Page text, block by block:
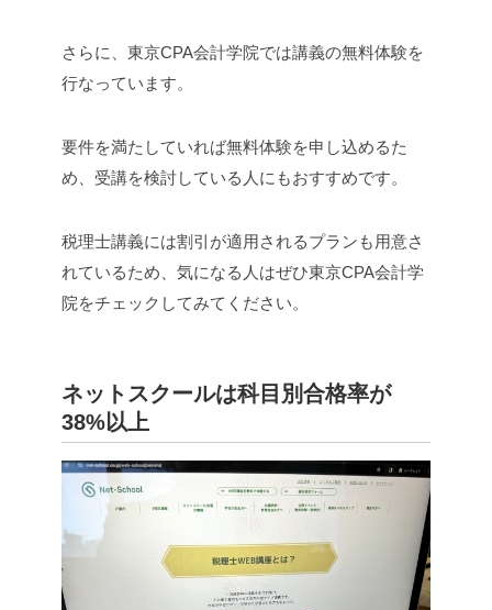
さらに、東京CPA会計学院では講義の無料体験を
行なっています。
要件を満たしていれば無料体験を申し込めるた
め、受講を検討している人にもおすすめです。
税理士講義には割引が適用されるプランも用意さ
れているため、気になる人はぜひ東京CPA会計学
院をチェックしてみてください。
ネットスクールは科目別合格率が
38%以上